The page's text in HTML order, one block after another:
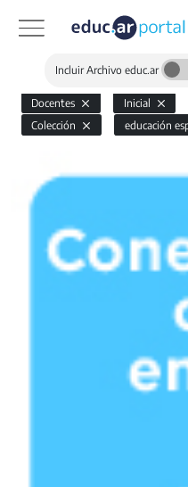
Incluir Archivo educ.ar
Docentes Inicial
Colección
educación